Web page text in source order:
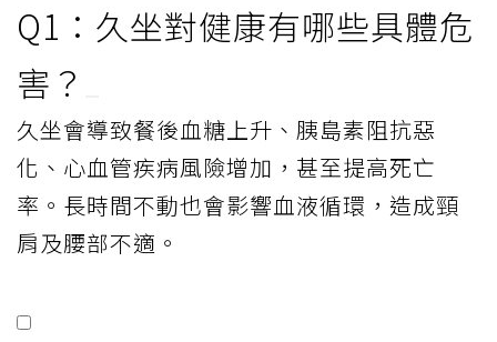
Q1：久坐對健康有哪些具體危
害？
久坐會導致餐後血糖上升、胰島素阻抗惡
化、心血管疾病風險增加，甚至提高死亡
率。長時間不動也會影響血液循環，造成頸
肩及腰部不適。